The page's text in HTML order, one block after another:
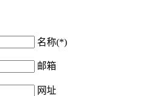
名称(*)
邮箱
网址